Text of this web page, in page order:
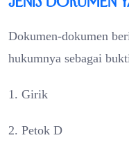
Dokumen-dokumen
hukumnya sebagai
1. Girik
2. Petok D